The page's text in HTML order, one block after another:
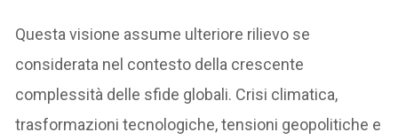
Questa visione assume ulteriore rilievo se
considerata nel contesto della crescente
complessità delle sfide globali. Crisi climatica,
trasformazioni tecnologiche, tensioni geopolitiche e